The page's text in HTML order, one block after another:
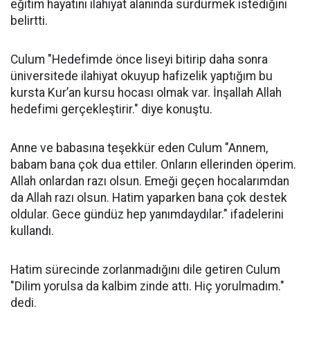
eğitim hayatını ilahiyat alanında sürdürmek istediğini
belirtti.
Culum "Hedefimde önce liseyi bitirip daha sonra
üniversitede ilahiyat okuyup hafizelik yaptığım bu
kursta Kur’an kursu hocası olmak var. İnşallah Allah
hedefimi gerçekleştirir." diye konuştu.
Anne ve babasına teşekkür eden Culum "Annem,
babam bana çok dua ettiler. Onların ellerinden öperim.
Allah onlardan razı olsun. Emeği geçen hocalarımdan
da Allah razı olsun. Hatim yaparken bana çok destek
oldular. Gece gündüz hep yanımdaydılar." ifadelerini
kullandı.
Hatim sürecinde zorlanmadığını dile getiren Culum
"Dilim yorulsa da kalbim zinde attı. Hiç yorulmadım."
dedi.